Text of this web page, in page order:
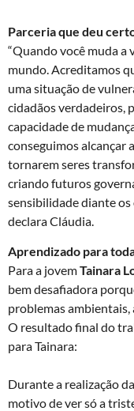
Parceria que deu
“Quando você muda a
mundo. Acreditamos
uma situação de
cidadãos verdadeiros,
capacidade de
conseguimos alcançar
tornarem seres
criando futuros
sensibilidade diante os
declara Cláudia.
Aprendizado para
Para a jovemTainara
bem desafiadora
problemas
O resultado final do
para Tainara:
Durante a realização
motivo de ver só a